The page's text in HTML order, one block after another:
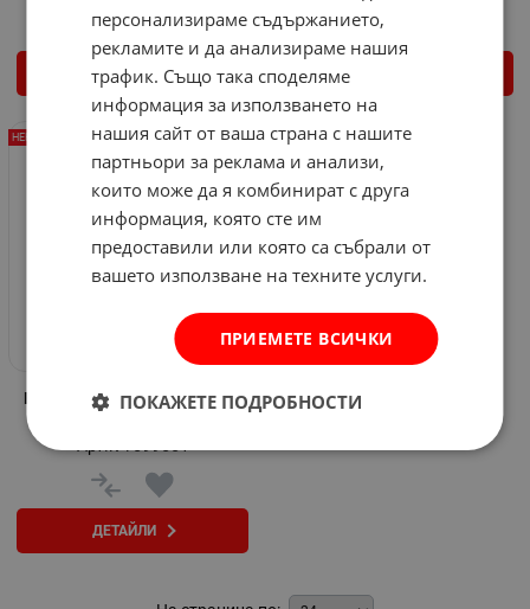
ДЕТАЙЛИ
Кутия за поводи и монтажи
ДЕТАЙЛИ
НЕНАЛИЧЕН
персонализираме съдържанието,
рекламите и да анализираме нашия
трафик. Също така споделяме
информация за използването на
нашия сайт от ваша страна с нашите
партньори за реклама и анализи,
които може да я комбинират с друга
информация, която сте им
предоставили или която са събрали от
вашето използване на техните услуги.
ПРИЕМЕТЕ ВСИЧКИ
ПОКАЖЕТЕ ПОДРОБНОСТИ